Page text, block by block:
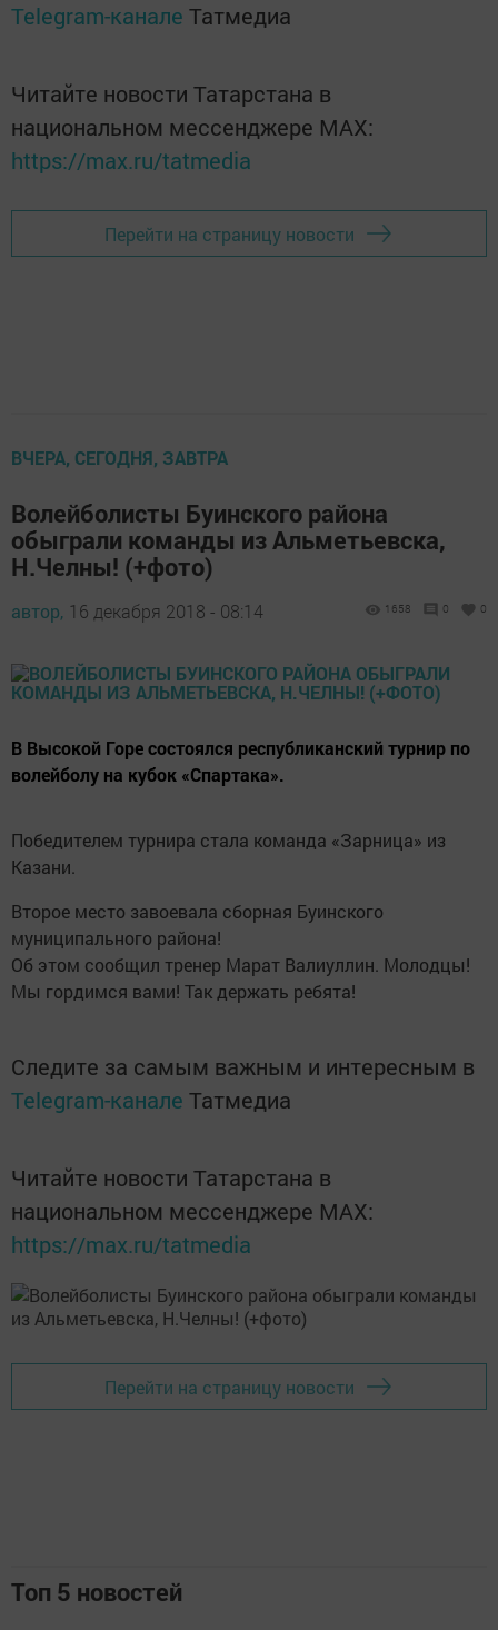
Telegram-канале Татмедиа
Читайте новости Татарстана в
национальном мессенджере MАХ:
https://max.ru/tatmedia
Перейти на страницу новости
ВЧЕРА, СЕГОДНЯ, ЗАВТРА
Волейболисты Буинского района
обыграли команды из Альметьевска,
Н.Челны! (+фото)
автор, 16 декабря 2018 - 08:14 1658 0 0
В Высокой Горе состоялся республиканский турнир по
волейболу на кубок «Спартака».
Победителем турнира стала команда «Зарница» из
Казани.
Второе место завоевала сборная Буинского
муниципального района!
Об этом сообщил тренер Марат Валиуллин. Молодцы!
Мы гордимся вами! Так держать ребята!
Следите за самым важным и интересным в
Telegram-канале Татмедиа
Читайте новости Татарстана в
национальном мессенджере MАХ:
https://max.ru/tatmedia
Перейти на страницу новости
Топ 5 новостей